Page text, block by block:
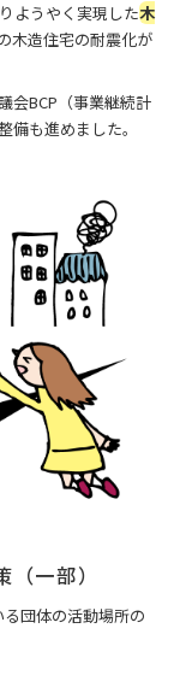
ようやく実現した木
木造住宅の耐震化が
会BCP（事業継続計
備も進めました。
一部）
団体の活動場所の